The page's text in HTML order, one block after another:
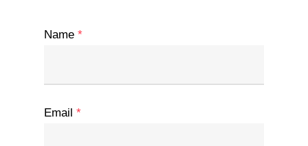
Name *
Email *